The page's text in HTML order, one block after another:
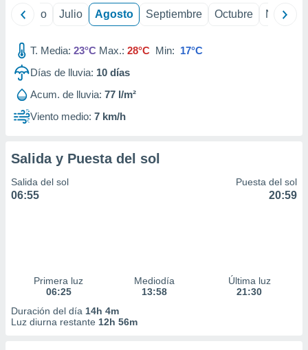
1199
Junio Julio Agosto Septiembre Octubre
T. Media: 23°C Max.: 28°C Min: 17°C
Días de lluvia: 10 días
Acum. de lluvia: 77 l/m²
Viento medio: 7 km/h
Salida y Puesta del sol
Salida del sol
06:55
Puesta del sol
20:59
Primera luz
06:25
Mediodía
13:58
Última luz
21:30
Duración del día 14h 4m
Luz diurna restante 12h 56m